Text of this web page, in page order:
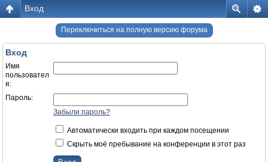
Вход
Переключиться на полную версию форума
Вход
Имя
пользовател
я:
Пароль:
Забыли пароль?
Автоматически входить при каждом посещении
Скрыть моё пребывание на конференции в этот раз